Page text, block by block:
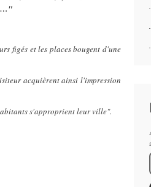
figés et les places bougent d'une
acquièrent ainsi l'impression
s'approprient leur ville".